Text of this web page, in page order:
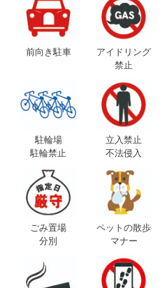
前向き駐車
アイドリング
禁止
駐輪場
駐輪禁止
立入禁止
不法侵入
ごみ置場
分別
ペットの散歩
マナー